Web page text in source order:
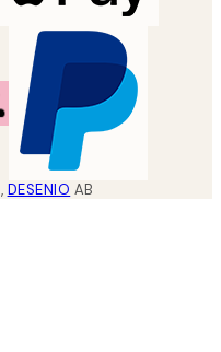
, DESENIO AB